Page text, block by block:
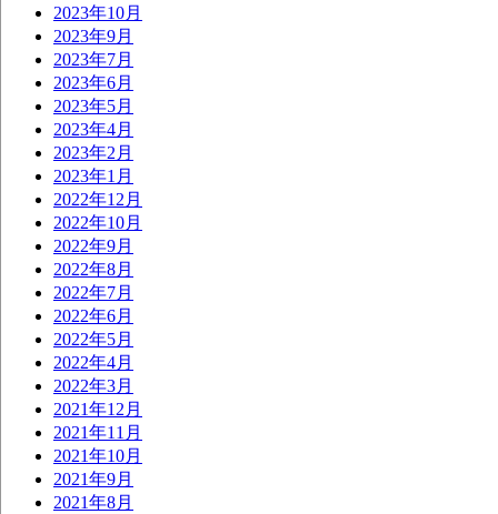
2023年10月
2023年9月
2023年7月
2023年6月
2023年5月
2023年4月
2023年2月
2023年1月
2022年12月
2022年10月
2022年9月
2022年8月
2022年7月
2022年6月
2022年5月
2022年4月
2022年3月
2021年12月
2021年11月
2021年10月
2021年9月
2021年8月